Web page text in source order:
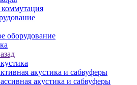
оборудование
акустика и сабвуферы
акустика и сабвуферы